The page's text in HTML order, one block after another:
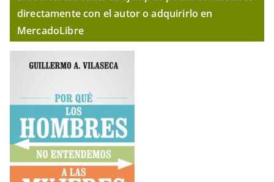
directamente con el autor o adquirirlo en
MercadoLibre